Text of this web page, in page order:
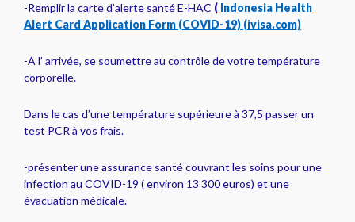
-Remplir la carte d’alerte santé E-HAC ( Indonesia Health
Alert Card Application Form (COVID-19) (ivisa.com)
-A l’ arrivée, se soumettre au contrôle de votre température
corporelle.
Dans le cas d’une température supérieure à 37,5 passer un
test PCR à vos frais.
-présenter une assurance santé couvrant les soins pour une
infection au COVID-19 ( environ 13 300 euros) et une
évacuation médicale.